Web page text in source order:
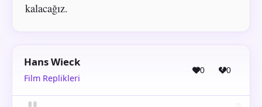
kalacağız.
Hans Wieck
Film Replikleri
0 0